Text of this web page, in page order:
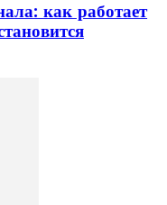
как работает